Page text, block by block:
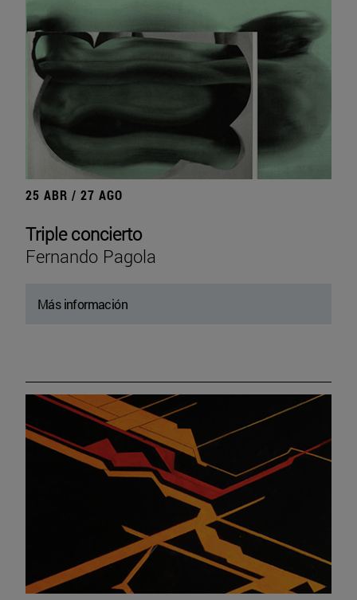
25 ABR / 27 AGO
Triple concierto
Fernando Pagola
Más información